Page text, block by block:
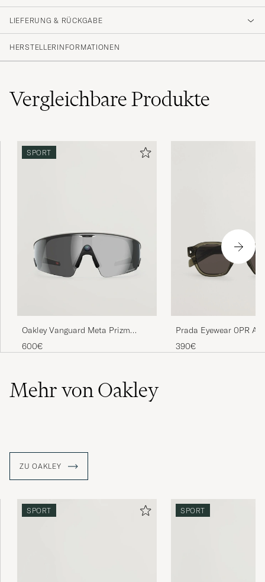
LIEFERUNG & RÜCKGABE
HERSTELLERINFORMATIONEN
VergleichbareProdukte
SPORT
Oakley Vanguard Meta Prizm
Sunglasses Black
600€
Prada Eyewear 0PR
Sunglasses
390€
Mehr von Oakley
ZU OAKLEY
SPORT SPORT